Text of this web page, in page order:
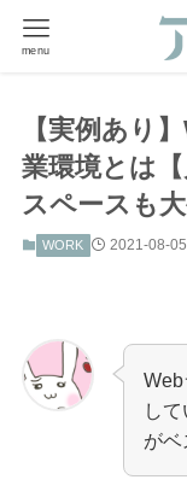
menu
【実例あり
業環境とは
スペースも大
WORK 2021-08-05
し
がベ